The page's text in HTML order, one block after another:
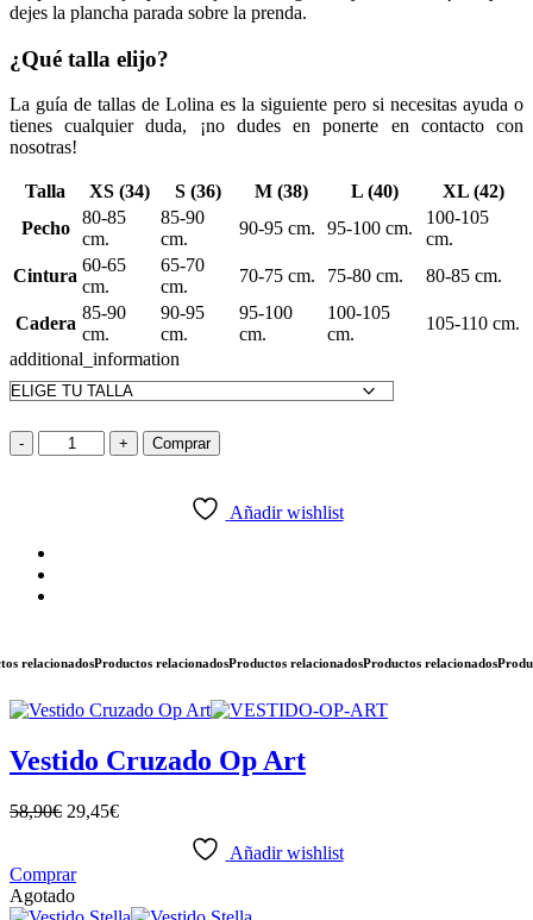
dejes la plancha parada sobre la prenda.
¿Qué talla elijo?
La guía de tallas de Lolina es la siguiente pero si necesitas ayuda o
tienes cualquier duda, ¡no dudes en ponerte en contacto con
nosotras!
Talla XS (34) S (36) M (38) L (40)
XL (42)
Pecho
80-85
cm.
85-90
cm.
90-95 cm. 95-100 cm.
100-105
cm.
Cintura
60-65
cm.
65-70
cm.
70-75 cm. 75-80 cm. 80-85 cm.
Cadera
85-90
cm.
90-95
cm.
95-100
cm.
100-105
cm.
105-110 cm.
additional_information
- + Comprar
Añadir wishlist
Productos relacionadosProductos relacionadosProductos relacionados
Vestido Cruzado Op Art
58,90€ 29,45€
Añadir wishlist
Comprar
Agotado